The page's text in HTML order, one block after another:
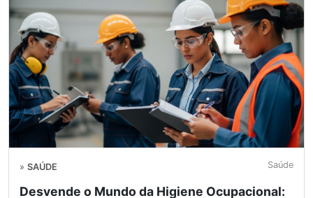
» SAÚDE Saúde
Desvende o Mundo da Higiene Ocupacional: